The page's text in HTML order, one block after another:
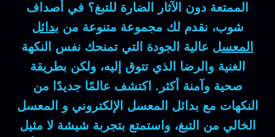
الممتعة دون الآثار الضارة للتبغ؟ في أصداف
شوب، نقدم لك مجموعة متنوعة من بدائل
المعسل عالية الجودة التي تمنحك نفس النكهة
الغنية والرضا الذي تتوق إليه، ولكن بطريقة
صحية وآمنة أكثر. اكتشف عالمًا جديدًا من
النكهات مع بدائل المعسل الإلكتروني و المعسل
الخالي من التبغ، واستمتع بتجربة شيشة لا مثيل